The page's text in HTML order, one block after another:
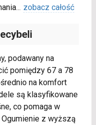
... zobacz całość
podawany na
pomiędzy 67 a 78
na komfort
są klasyfikowane
co pomaga w
z wyższą